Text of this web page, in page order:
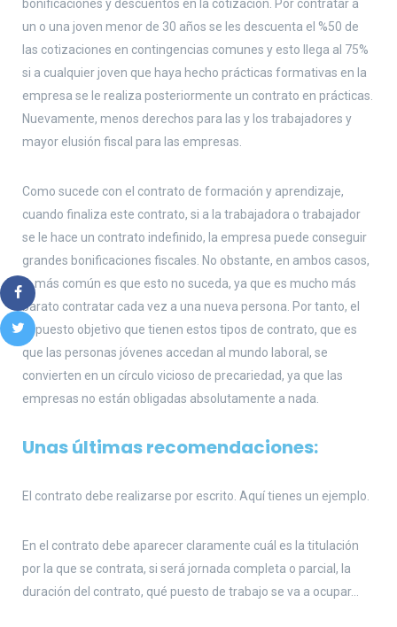
bonificaciones y descuentos en la cotización. Por contratar a
un o una joven menor de 30 años se les descuenta el %50 de
las cotizaciones en contingencias comunes y esto llega al 75%
si a cualquier joven que haya hecho prácticas formativas en la
empresa se le realiza posteriormente un contrato en prácticas.
Nuevamente, menos derechos para las y los trabajadores y
mayor elusión fiscal para las empresas.
Como sucede con el contrato de formación y aprendizaje,
cuando finaliza este contrato, si a la trabajadora o trabajador
se le hace un contrato indefinido, la empresa puede conseguir
grandes bonificaciones fiscales. No obstante, en ambos casos,
lo más común es que esto no suceda, ya que es mucho más
barato contratar cada vez a una nueva persona. Por tanto, el
supuesto objetivo que tienen estos tipos de contrato, que es
que las personas jóvenes accedan al mundo laboral, se
convierten en un círculo vicioso de precariedad, ya que las
empresas no están obligadas absolutamente a nada.
Unas últimas recomendaciones:
El contrato debe realizarse por escrito. Aquí tienes un ejemplo.
En el contrato debe aparecer claramente cuál es la titulación
por la que se contrata, si será jornada completa o parcial, la
duración del contrato, qué puesto de trabajo se va a ocupar…